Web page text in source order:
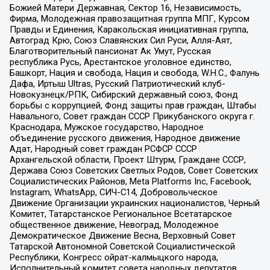
Божией Матери Державная, Сектор 16, Независимость,
Фирма, Молодежная правозащитная группа МПГ, Курсом
Правды и Единения, Каракольская инициативная группа,
Автоград Крю, Союз Славянских Сил Руси, Алля-Аят,
Благотворительный пансионат Ак Умут, Русская
республика Русь, Арестантское уголовное единство,
Башкорт, Нация и свобода, Нация и свобода, W.H.С., Фалунь
Дафа, Иртыш Ultras, Русский Патриотический клуб-
Новокузнецк/РПК, Сибирский державный союз, Фонд
борьбы с коррупцией, Фонд защиты прав граждан, Штабы
Навального, Совет граждан СССР Прикубанского округа г.
Краснодара, Мужское государство, Народное
объединение русского движения, Народное движение
Адат, Народный совет граждан РСФСР СССР
Архангельской области, Проект Штурм, Граждане СССР,
Держава Союз Советских Светлых Родов, Совет Советских
Социалистических Районов, Meta Platforms Inc, Facebook,
Instagram, WhatsApp, СИЧ-С14, Добровольческое
Движение Организации украинских националистов, Черный
Комитет, Татарстанское Региональное Всетатарское
общественное движение, Невоград, Молодежное
Демократическое Движение Весна, Верховный Совет
Татарской Автономной Советской Социалистической
Республики, Конгресс ойрат-калмыцкого народа,